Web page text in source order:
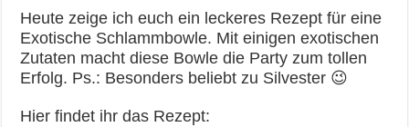
Heute zeige ich euch ein leckeres Rezept für eine
Exotische Schlammbowle. Mit einigen exotischen
Zutaten macht diese Bowle die Party zum tollen
Erfolg. Ps.: Besonders beliebt zu Silvester 😉
Hier findet ihr das Rezept: